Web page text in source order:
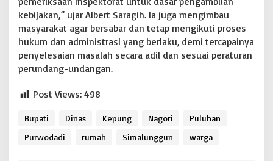
kebijakan,” ujar Albert Saragih. Ia juga mengimbau
masyarakat agar bersabar dan tetap mengikuti proses
hukum dan administrasi yang berlaku, demi tercapainya
penyelesaian masalah secara adil dan sesuai peraturan
perundang-undangan.
Post Views: 498
Bupati Dinas Kepung Nagori
Puluhan
Purwodadi
rumah Simalunggun warga